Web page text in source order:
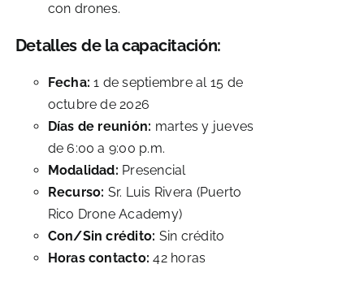
con drones.
Detalles de la capacitación:
Fecha:1 de septiembre al 15 de
octubre de 2026
Días de reunión: martes y jueves
de 6:00 a 9:00 p.m.
Modalidad: Presencial
Recurso: Sr. Luis Rivera (Puerto
Rico Drone Academy)
Con/Sin crédito: Sin crédito
Horas contacto: 42 horas